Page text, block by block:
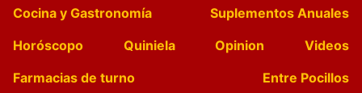
Cocina y Gastronomía
Suplementos Anuales
Horóscopo
Quiniela Opinion
Videos
Farmacias de turno
Entre Pocillos